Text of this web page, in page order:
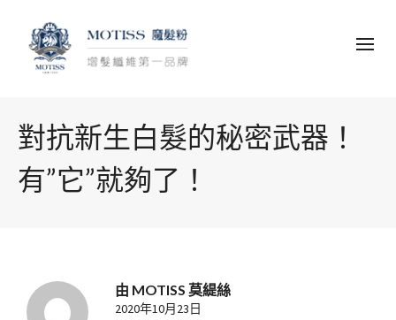
對抗新生白髮的秘密武器！
有”它”就夠了！
由 MOTISS 莫緹絲
2020年10月23日